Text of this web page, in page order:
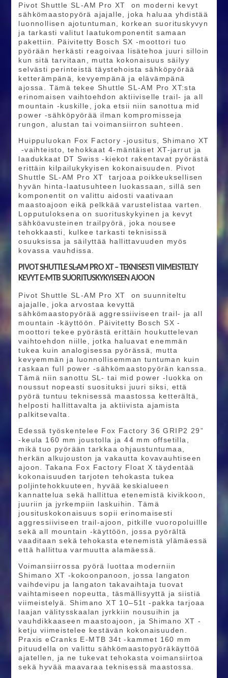
Pivot Shuttle SL-AM Pro XT on moderni kevyt
sähkömaastopyörä ajajalle, joka haluaa yhdistää
luonnollisen ajotuntuman, korkean suorituskyvyn
ja tarkasti valitut laatukomponentit samaan
pakettiin. Päivitetty Bosch SX -moottori tuo
pyörään herkästi reagoivaa lisätehoa juuri silloin
kun sitä tarvitaan, mutta kokonaisuus säilyy
selvästi perinteistä täystehoista sähköpyörää
ketterämpänä, kevyempänä ja elävämpänä
ajossa. Tämä tekee Shuttle SL-AM Pro XT:sta
erinomaisen vaihtoehdon aktiiviselle trail- ja all
mountain -kuskille, joka etsii niin sanottua mid
power -sähköpyörää ilman kompromisseja
rungon, alustan tai voimansiirron suhteen.
Huippuluokan Fox Factory -jousitus, Shimano XT
-vaihteisto, tehokkaat 4-mäntäiset XT-jarrut ja
laadukkaat DT Swiss -kiekot rakentavat pyörästä
erittäin kilpailukykyisen kokonaisuuden. Pivot
Shuttle SL-AM Pro XT tarjoaa poikkeuksellisen
hyvän hinta-laatusuhteen luokassaan, sillä sen
komponentit on valittu aidosti vaativaan
maastoajoon eikä pelkkää varustelistaa varten.
Lopputuloksena on suorituskykyinen ja kevyt
sähköavusteinen trailpyörä, joka nousee
tehokkaasti, kulkee tarkasti teknisissä
osuuksissa ja säilyttää hallittavuuden myös
kovassa vauhdissa.
PIVOT SHUTTLE SL-AM PRO XT – TEKNISESTI VIIMEISTELTY
KEVYT E-MTB SUORITUSKYKYISEEN AJOON
Pivot Shuttle SL-AM Pro XT on suunniteltu
ajajalle, joka arvostaa kevyttä
sähkömaastopyörää aggressiiviseen trail- ja all
mountain -käyttöön. Päivitetty Bosch SX -
moottori tekee pyörästä erittäin houkuttelevan
vaihtoehdon niille, jotka haluavat enemmän
tukea kuin analogisessa pyörässä, mutta
kevyemmän ja luonnollisemman tuntuman kuin
raskaan full power -sähkömaastopyörän kanssa.
Tämä niin sanottu SL- tai mid power -luokka on
noussut nopeasti suosituksi juuri siksi, että
pyörä tuntuu teknisessä maastossa ketterältä,
helposti hallittavalta ja aktiivista ajamista
palkitsevalta.
Edessä työskentelee Fox Factory 36 GRIP2 29”
-keula 160 mm joustolla ja 44 mm offsetilla,
mikä tuo pyörään tarkkaa ohjaustuntumaa,
herkän alkujouston ja vakautta kovavauhtiseen
ajoon. Takana Fox Factory Float X täydentää
kokonaisuuden tarjoten tehokasta tukea
poljintehokkuuteen, hyvää keskialueen
kannattelua sekä hallittua etenemistä kivikkoon,
juuriin ja jyrkempiin laskuihin. Tämä
jousituskokonaisuus sopii erinomaisesti
aggressiiviseen trail-ajoon, pitkille vuoropoluillle
sekä all mountain -käyttöön, jossa pyörältä
vaaditaan sekä tehokasta etenemistä ylämäessä
että hallittua varmuutta alamäessä.
Voimansiirrossa pyörä luottaa moderniin
Shimano XT -kokoonpanoon, jossa langaton
vaihdevipu ja langaton takavaihtaja tuovat
vaihtamiseen nopeutta, täsmällisyyttä ja siistiä
viimeistelyä. Shimano XT 10–51t -pakka tarjoaa
laajan välitysskaalan jyrkkiin nousuihin ja
vauhdikkaaseen maastoajoon, ja Shimano XT -
ketju viimeistelee kestävän kokonaisuuden.
Praxis eCranks E-MTB 34t -kammet 160 mm
pituudella on valittu sähkömaastopyöräkäyttöä
ajatellen, ja ne tukevat tehokasta voimansiirtoa
sekä hyvää maavaraa teknisessä maastossa.